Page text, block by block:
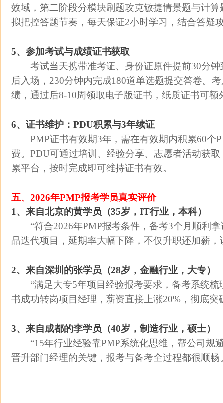
效域，第二阶段分模块刷题攻克敏捷情景题与计
拟把控答题节奏，每天保证2小时学习，结合答疑
5、参加考试与成绩证书获取
考试当天携带准考证、身份证原件提前30分钟
后入场，230分钟内完成180道单选题提交答卷。
绩，通过后8-10周领取电子版证书，纸质证书可额
6、证书维护：PDU积累与3年续证
PMP证书有效期3年，需在有效期内积累60个
费。PDU可通过培训、经验分享、志愿者活动获
累平台，按时完成即可维持证书有效。
五、2026年PMP报考学员真实评价
1、来自北京的黄学员（35岁，IT行业，本科）
“符合2026年PMP报考条件，备考3个月顺利拿
品迭代项目，延期率大幅下降，不仅升职还加薪，
2、来自深圳的张学员（28岁，金融行业，大专）
“满足大专5年项目经验报考要求，备考系统梳
书成功转岗项目经理，薪资直接上涨20%，彻底突
3、来自成都的李学员（40岁，制造行业，硕士）
“15年行业经验靠PMP系统化思维，帮公司规
晋升部门经理的关键，报考与备考全过程都很顺畅